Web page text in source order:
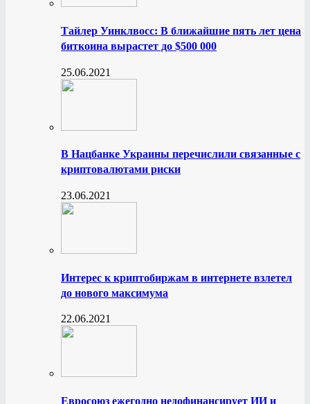
Тайлер Уинклвосс: В ближайшие пять лет цена
биткоина вырастет до $500 000
25.06.2021
В Нацбанке Украины перечислили связанные с
криптовалютами риски
23.06.2021
Интерес к криптобиржам в интернете взлетел
до нового максимума
22.06.2021
Евросоюз ежегодно недофинансирует ИИ и